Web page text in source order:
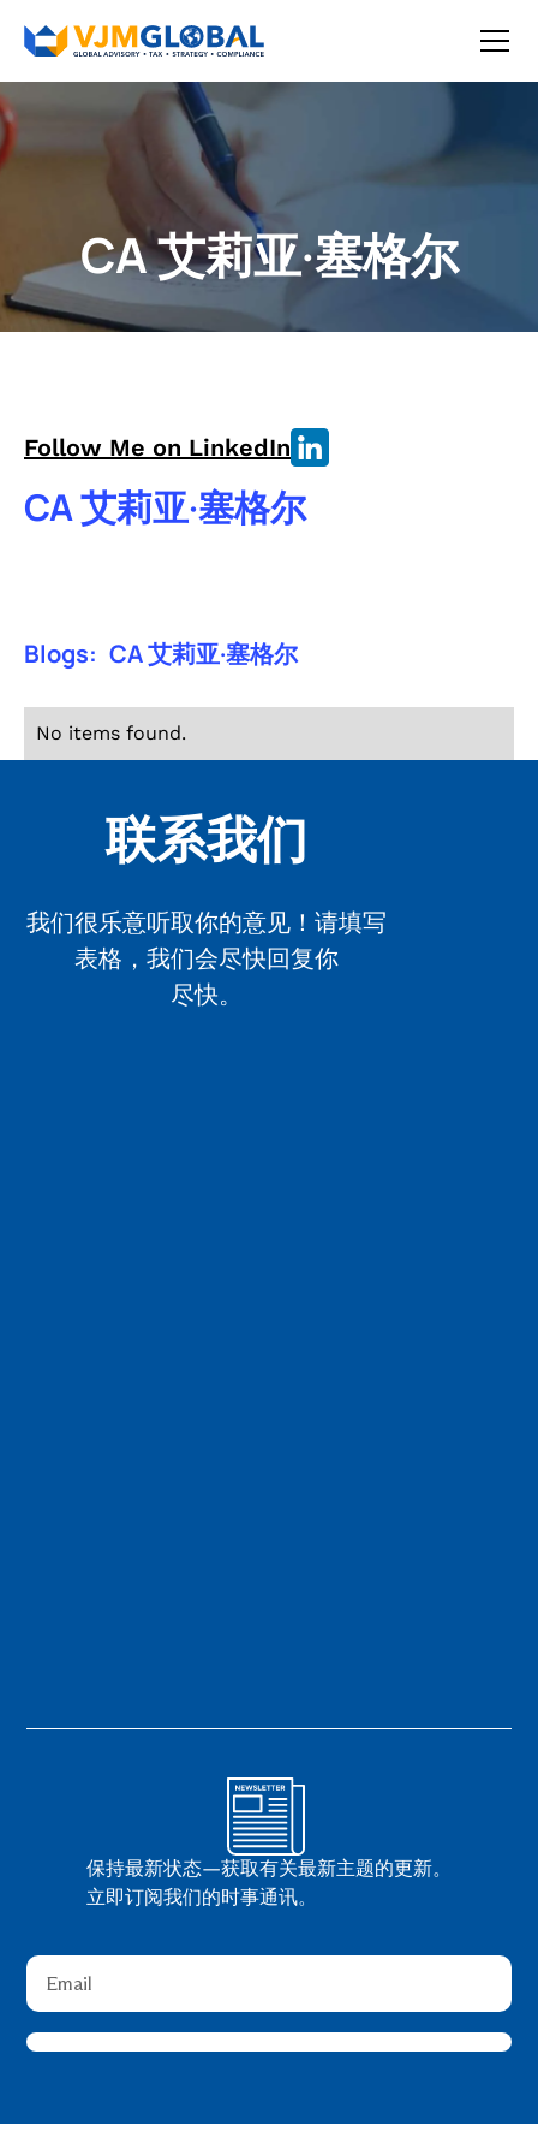
CA 艾莉亚·塞格尔
Follow Me on LinkedIn
CA 艾莉亚·塞格尔
Blogs: CA 艾莉亚·塞格尔
No items found.
联系我们
我们很乐意听取你的意见！请填写
表格，我们会尽快回复你
尽快。
保持最新状态—获取有关最新主题的更新。
立即订阅我们的时事通讯。